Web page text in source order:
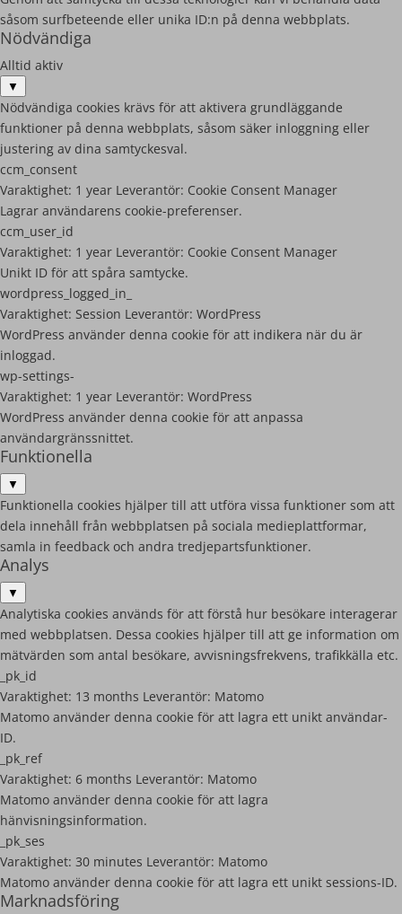
såsom surfbeteende eller unika ID:n på denna webbplats.
Nödvändiga
Alltid aktiv
▼
Nödvändiga cookies krävs för att aktivera grundläggande
funktioner på denna webbplats, såsom säker inloggning eller
justering av dina samtyckesval.
ccm_consent
Varaktighet: 1 year Leverantör: Cookie Consent Manager
Lagrar användarens cookie-preferenser.
ccm_user_id
Varaktighet: 1 year Leverantör: Cookie Consent Manager
Unikt ID för att spåra samtycke.
wordpress_logged_in_
Varaktighet: Session Leverantör: WordPress
WordPress använder denna cookie för att indikera när du är
inloggad.
wp-settings-
Varaktighet: 1 year Leverantör: WordPress
WordPress använder denna cookie för att anpassa
användargränssnittet.
Funktionella
▼
Funktionella cookies hjälper till att utföra vissa funktioner som att
dela innehåll från webbplatsen på sociala medieplattformar,
samla in feedback och andra tredjepartsfunktioner.
Analys
▼
Analytiska cookies används för att förstå hur besökare interagerar
med webbplatsen. Dessa cookies hjälper till att ge information om
mätvärden som antal besökare, avvisningsfrekvens, trafikkälla etc.
_pk_id
Varaktighet: 13 months Leverantör: Matomo
Matomo använder denna cookie för att lagra ett unikt användar-
ID.
_pk_ref
Varaktighet: 6 months Leverantör: Matomo
Matomo använder denna cookie för att lagra
hänvisningsinformation.
_pk_ses
Varaktighet: 30 minutes Leverantör: Matomo
Matomo använder denna cookie för att lagra ett unikt sessions-ID.
Marknadsföring